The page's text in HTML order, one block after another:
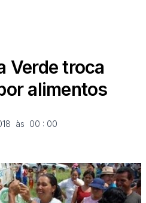
Verde troca
alimentos
às  00 : 00